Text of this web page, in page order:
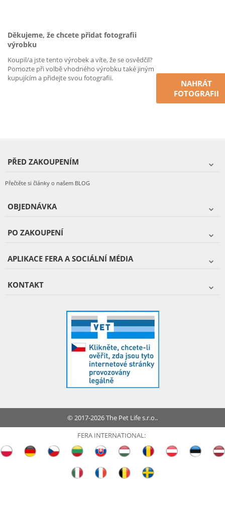
Děkujeme, že chcete přidat fotografii
výrobku
Koupil/a jste tento výrobek a víte, že se osvědčil?
Pomozte při volbě vhodného výrobku také jiným
kupujícím a přidejte svou fotografii.
NAHRÁT
FOTOGRAFII
PŘED ZAKOUPENÍM
Přečtěte si články o našem BLOG
OBJEDNÁVKA
PO ZAKOUPENÍ
APLIKACE FERA A SOCIÁLNÍ MÉDIA
KONTAKT
© 2017-2026 The Pet Life s.r.o..
FERA INTERNATIONAL: